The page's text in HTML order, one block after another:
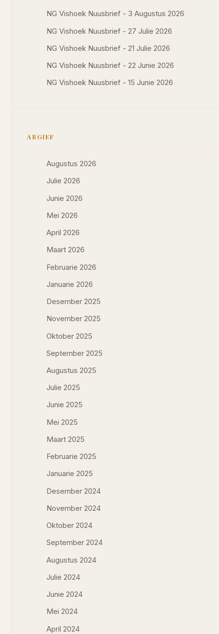
NG Vishoek Nuusbrief - 3 Augustus 2026
NG Vishoek Nuusbrief - 27 Julie 2026
NG Vishoek Nuusbrief - 21 Julie 2026
NG Vishoek Nuusbrief - 22 Junie 2026
NG Vishoek Nuusbrief - 15 Junie 2026
ARGIEF
Augustus 2026
Julie 2026
Junie 2026
Mei 2026
April 2026
Maart 2026
Februarie 2026
Januarie 2026
Desember 2025
November 2025
Oktober 2025
September 2025
Augustus 2025
Julie 2025
Junie 2025
Mei 2025
Maart 2025
Februarie 2025
Januarie 2025
Desember 2024
November 2024
Oktober 2024
September 2024
Augustus 2024
Julie 2024
Junie 2024
Mei 2024
April 2024